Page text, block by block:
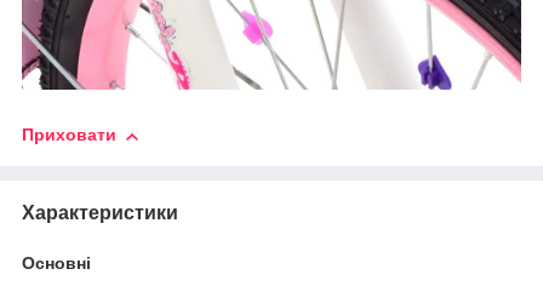
Приховати
Характеристики
Основні